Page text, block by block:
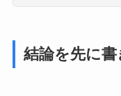
結論を先に